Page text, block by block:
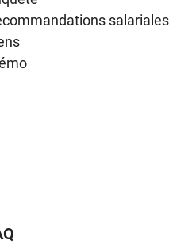
salariales